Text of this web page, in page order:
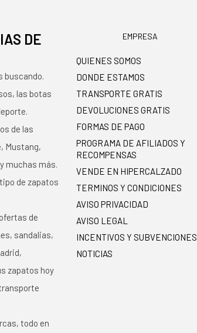
DE
buscando.
las botas
de las
Mustang,
muchas más.
de zapatos
de
sandalias,
zapatos hoy
todo en
EMPRESA
QUIENES SOMOS
DONDE ESTAMOS
TRANSPORTE GRATIS
DEVOLUCIONES GRATIS
FORMAS DE PAGO
PROGRAMA DE AFILIADOS Y
RECOMPENSAS
VENDE EN HIPERCALZADO
TERMINOS Y CONDICIONES
AVISO PRIVACIDAD
AVISO LEGAL
INCENTIVOS Y SUBVENCIONES
NOTICIAS